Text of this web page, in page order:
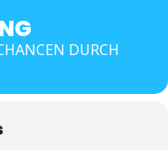
DURCH